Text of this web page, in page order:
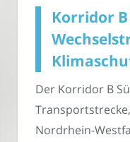
Korridor
Der Korridor B
Nordrhein-